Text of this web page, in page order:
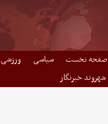
صفحه نخست سیاسی ورزشی
شهروند خبرنگار